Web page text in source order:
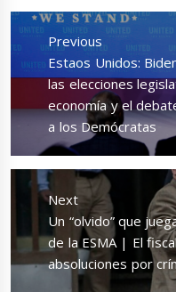
Navegación
de
entradas
Previous
Previous
post:
Estaos Unidos:
las elecciones
economía y el
a los Demócratas
Next
Next
post:
Un “olvido” que
de la ESMA | El
absoluciones por